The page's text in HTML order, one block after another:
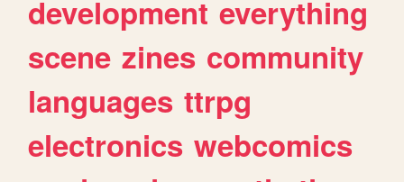
development everything
scene zines community
languages ttrpg
electronics webcomics